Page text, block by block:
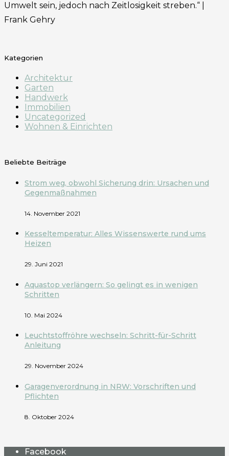
Umwelt sein, jedoch nach Zeitlosigkeit streben.“ |
Frank Gehry
Kategorien
Architektur
Garten
Handwerk
Immobilien
Uncategorized
Wohnen & Einrichten
Beliebte Beiträge
Strom weg, obwohl Sicherung drin: Ursachen und
Gegenmaßnahmen
14. November 2021
Kesseltemperatur: Alles Wissenswerte rund ums
Heizen
29. Juni 2021
Aquastop verlängern: So gelingt es in wenigen
Schritten
10. Mai 2024
Leuchtstoffröhre wechseln: Schritt-für-Schritt
Anleitung
29. November 2024
Garagenverordnung in NRW: Vorschriften und
Pflichten
8. Oktober 2024
Facebook